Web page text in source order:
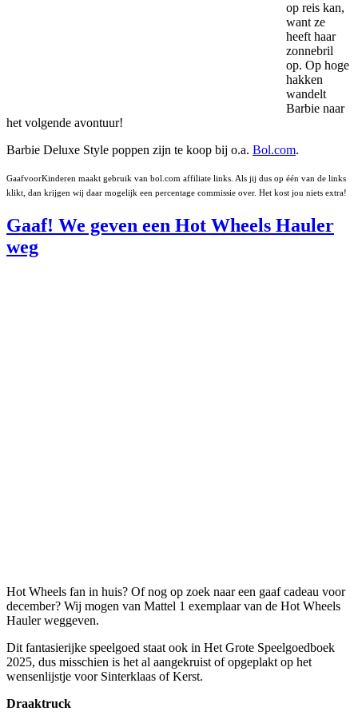
op reis kan,
want ze
heeft haar
zonnebril
op. Op hoge
hakken
wandelt
Barbie naar
het volgende avontuur!
Barbie Deluxe Style poppen zijn te koop bij o.a. Bol.com.
GaafvoorKinderen maakt gebruik van bol.com affiliate links. Als jij dus op één van de links
klikt, dan krijgen wij daar mogelijk een percentage commissie over. Het kost jou niets extra!
Gaaf! We geven een Hot Wheels Hauler
weg
Hot Wheels fan in huis? Of nog op zoek naar een gaaf cadeau voor
december? Wij mogen van Mattel 1 exemplaar van de Hot Wheels
Hauler weggeven.
Dit fantasierijke speelgoed staat ook in Het Grote Speelgoedboek
2025, dus misschien is het al aangekruist of opgeplakt op het
wensenlijstje voor Sinterklaas of Kerst.
Draaktruck